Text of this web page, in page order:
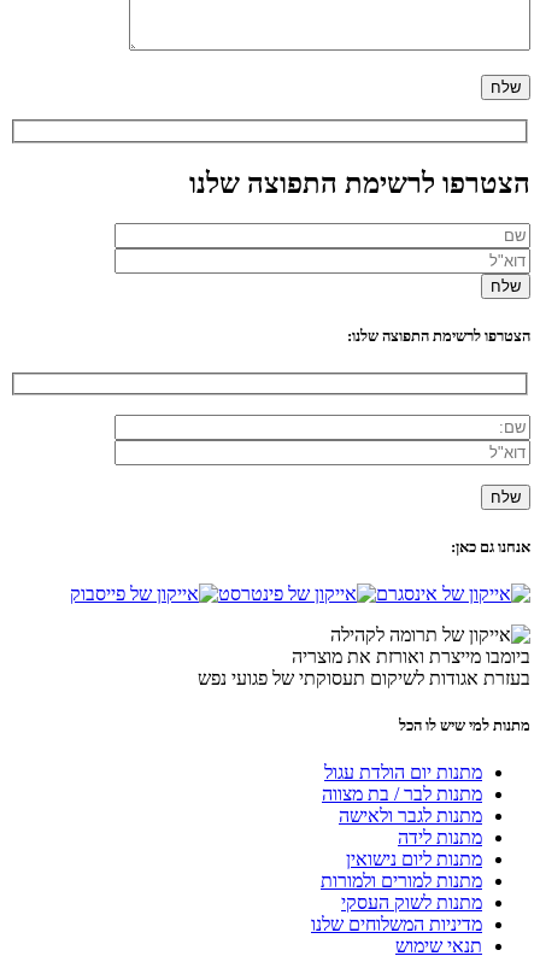
הצטרפו לרשימת התפוצה שלנו
הצטרפו לרשימת התפוצה שלנו:
אנחנו גם כאן:
ביומבו מייצרת ואורזת את מוצריה
בעזרת אגודות לשיקום תעסוקתי של פגועי נפש
מתנות למי שיש לו הכל
מתנות יום הולדת עגול
מתנות לבר / בת מצווה
מתנות לגבר ולאישה
מתנות לידה
מתנות ליום נישואין
מתנות למורים ולמורות
מתנות לשוק העסקי
מדיניות המשלוחים שלנו
תנאי שימוש